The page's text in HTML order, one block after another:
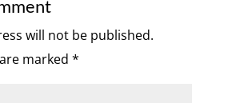
will not be published.
marked *